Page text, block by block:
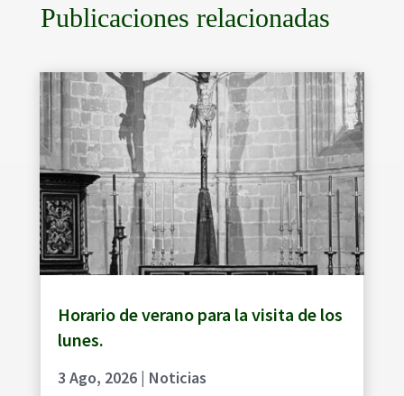
Publicaciones relacionadas
Horario de verano para la visita de los
lunes.
3 Ago, 2026| Noticias